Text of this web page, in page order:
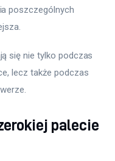
poszczególnych
się nie tylko podczas
lecz także podczas
palecie